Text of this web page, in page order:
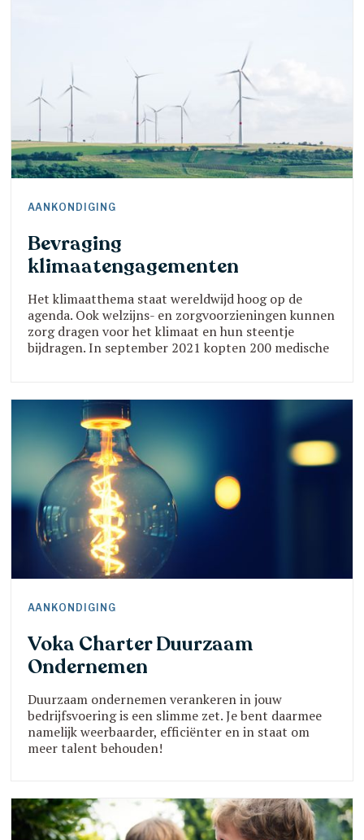
AANKONDIGING
Bevraging
klimaatengagementen
Het klimaatthema staat wereldwijd hoog op de
agenda. Ook welzijns- en zorgvoorzieningen kunnen
zorg dragen voor het klimaat en hun steentje
bijdragen. In september 2021 kopten 200 medische
Vanuit deze bezorgdheid hebben we onze krachten
gebundeld en al in 2017 13 klimaatengagementen
ondertekend.
AANKONDIGING
Voka Charter Duurzaam
Ondernemen
Duurzaam ondernemen verankeren in jouw
bedrijfsvoering is een slimme zet. Je bent daarmee
namelijk weerbaarder, efficiënter en in staat om
meer talent behouden!